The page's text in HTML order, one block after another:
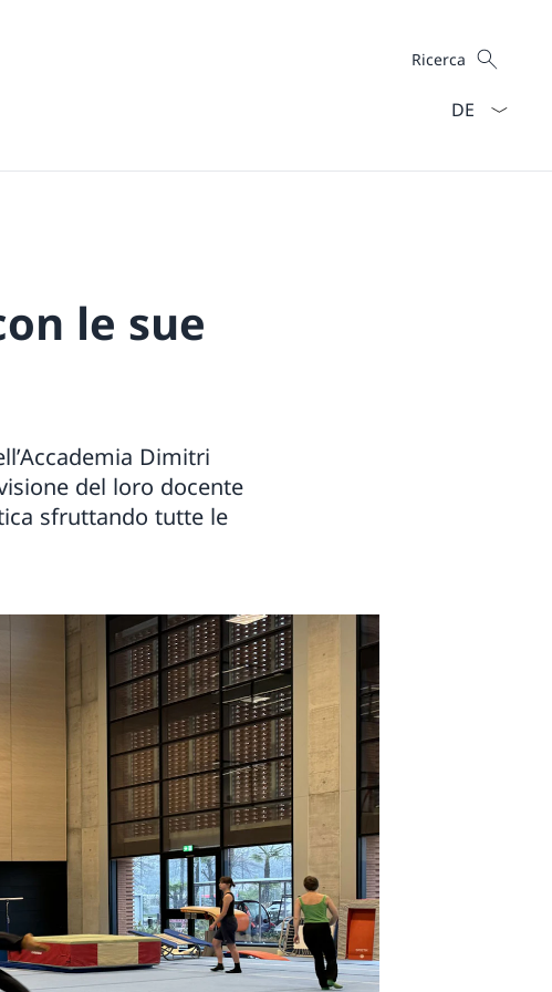
Cercare
Ricerca
le sue
Dimitri
del loro docente
sfruttando tutte le